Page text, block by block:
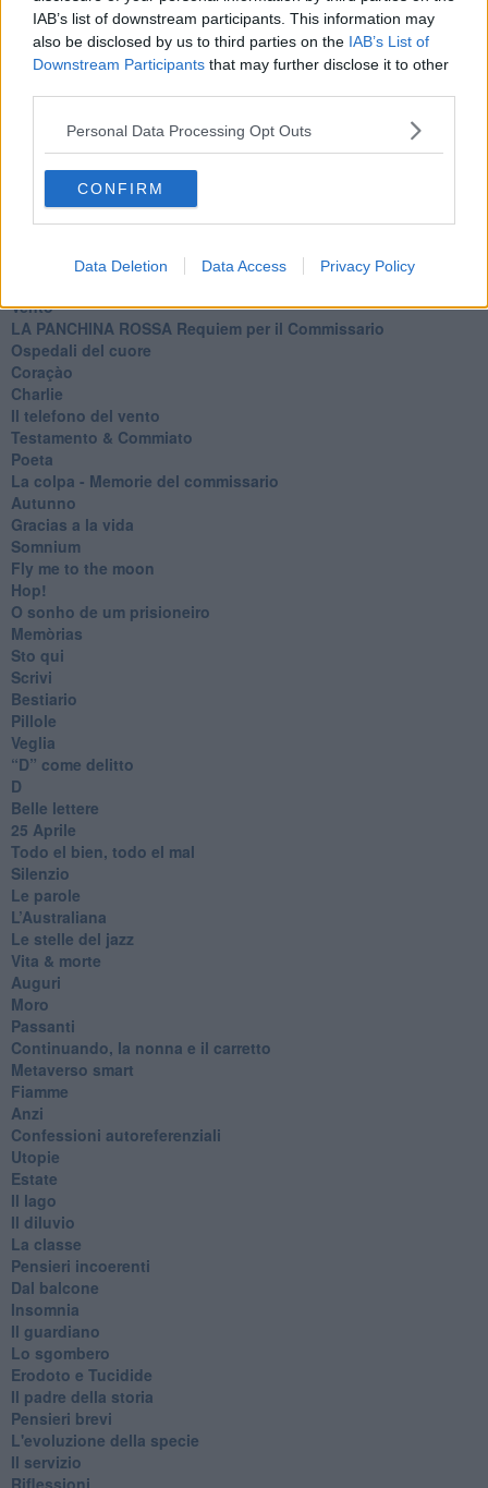
IAB’s list of downstream participants. This information may
also be disclosed by us to third parties on the IAB’s List of
Downstream Participants that may further disclose it to other
Personal Data Processing Opt Outs
CONFIRM
Data Deletion Data Access Privacy Policy
Sogni & incubi
Accidenti all’amore
Protezione civile
Il muro di Baj
Biografia emotiva
La tempesta e altro
I bolidi
Amarezza
Vento
​LA PANCHINA ROSSA Requiem per il Commissario
Ospedali del cuore
Coraçào
Charlie
Il telefono del vento
Testamento & Commiato
Poeta
​La colpa - Memorie del commissario
Autunno
Gracias a la vida
Somnium
Fly me to the moon
Hop!
O sonho de um prisioneiro
Memòrias
Sto qui
Scrivi
Bestiario
Pillole
Veglia
​“D” come delitto
D
Belle lettere
25 Aprile
Todo el bien, todo el mal
Silenzio
Le parole
​L’Australiana
Le stelle del jazz
Vita & morte
Auguri
Moro
Passanti
Continuando, la nonna e il carretto
Metaverso smart
Fiamme
Anzi
Confessioni autoreferenziali
Utopie
Estate
Il lago
Il diluvio
La classe
Pensieri incoerenti
Dal balcone
Insomnia
Il guardiano
Lo sgombero
Erodoto e Tucidide
Il padre della storia
Pensieri brevi
L'evoluzione della specie
Il servizio
Riflessioni